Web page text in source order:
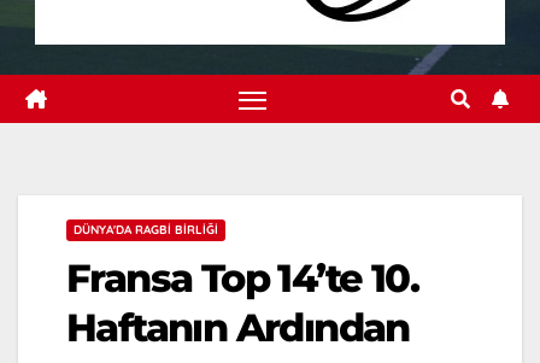
DÜNYA'DA RAGBI BIRLIĞI
Fransa Top 14’te 10.
Haftanın Ardından